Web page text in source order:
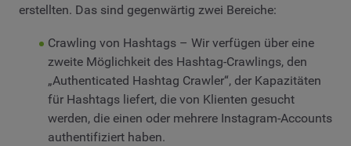
erstellten. Das sind gegenwärtig zwei Bereiche:
Crawling von Hashtags – Wir verfügen über eine
zweite Möglichkeit des Hashtag-Crawlings, den
„Authenticated Hashtag Crawler“, der Kapazitäten
für Hashtags liefert, die von Klienten gesucht
werden, die einen oder mehrere Instagram-Accounts
authentifiziert haben.